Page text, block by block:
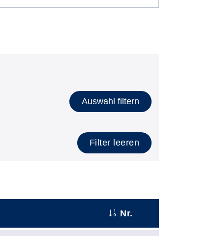
Auswahl filtern
Filter leeren
Nr.